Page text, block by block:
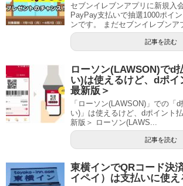
セブンイレブンアプリに新規入
PayPay支払いで抽選1000ポイ
ンです。 まだセブンイレブンア
記事を読む
ローソン(LAWSON)でd
い)は使えるけど、dポイ
最新版＞
「ローソン(LAWSON)」での「
い)」は使えるけど、dポイント
新版＞ ローソン(LAWS...
記事を読む
東横インでQRコード決
イペイ）は支払いに使え